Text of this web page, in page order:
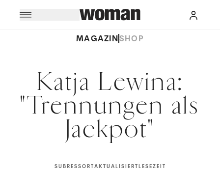
MAGAZINSHOP
Katja Lewina:
"Trennungen als
Jackpot"
SUBRESSORTAKTUALISIERTLESEZEIT